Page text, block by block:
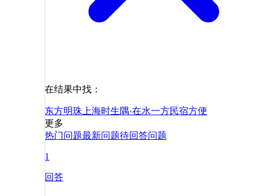
在结果中找：
东方明珠 上海时生隅·在水一方民宿方便
更多
热门问题最新问题待回答问题
1
回答